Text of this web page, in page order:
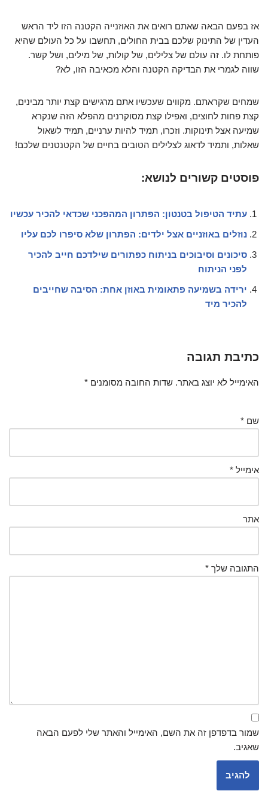
אז בפעם הבאה שאתם רואים את האוזנייה הקטנה הזו ליד הראש
העדין של התינוק שלכם בבית החולים, תחשבו על כל העולם שהיא
פותחת לו. זה עולם של צלילים, של קולות, של מילים, ושל קשר.
שווה לגמרי את הבדיקה הקטנה והלא מכאיבה הזו, לא?
שמחים שקראתם. מקווים שעכשיו אתם מרגישים קצת יותר מבינים,
קצת פחות לחוצים, ואפילו קצת מסוקרנים מהפלא הזה שנקרא
שמיעה אצל תינוקות. וזכרו, תמיד להיות ערניים, תמיד לשאול
שאלות, ותמיד לדאוג לצלילים הטובים בחיים של הקטנטנים שלכם!
פוסטים קשורים לנושא:
עתיד הטיפול בטנטון: הפתרון המהפכני שכדאי להכיר עכשיו
נוזלים באוזניים אצל ילדים: הפתרון שלא סיפרו לכם עליו
סיכונים וסיבוכים בניתוח כפתורים שילדכם חייב להכיר
לפני הניתוח
ירידה בשמיעה פתאומית באוזן אחת: הסיבה שחייבים
להכיר מיד
כתיבת תגובה
האימייל לא יוצג באתר. שדות החובה מסומנים *
שם *
אימייל *
אתר
התגובה שלך *
שמור בדפדפן זה את השם, האימייל והאתר שלי לפעם הבאה
שאגיב.